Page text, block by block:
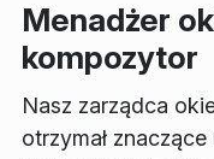
Menadżer
kompozytor
Nasz zarządca
otrzymał